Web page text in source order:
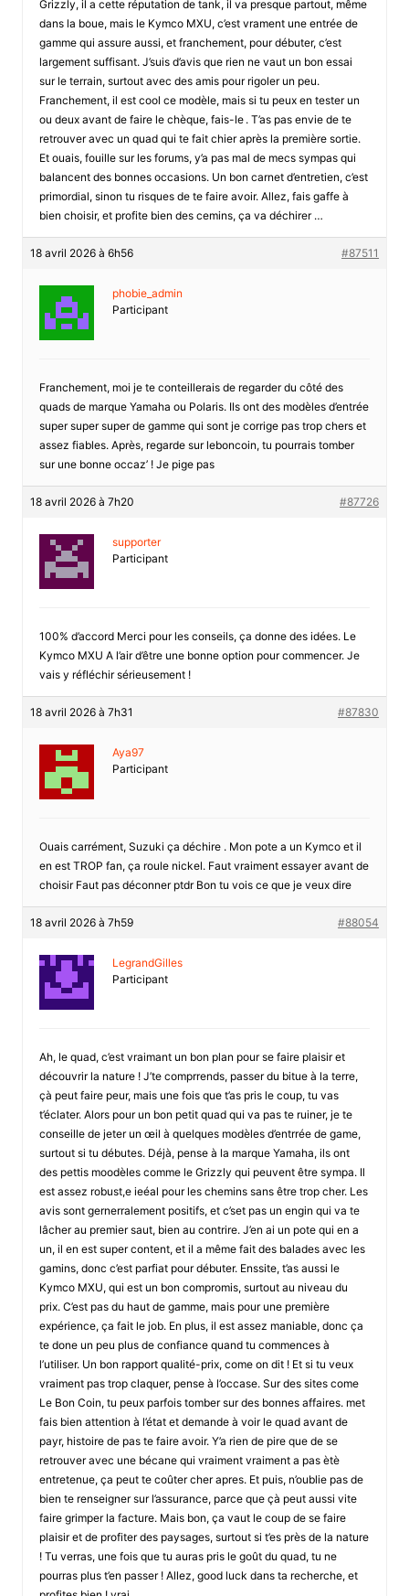
Grizzly, il a cette réputation de tank, il va presque partout, même
dans la boue, mais le Kymco MXU, c’est vrament une entrée de
gamme qui assure aussi, et franchement, pour débuter, c’est
largement suffisant. J’suis d’avis que rien ne vaut un bon essai
sur le terrain, surtout avec des amis pour rigoler un peu.
Franchement, il est cool ce modèle, mais si tu peux en tester un
ou deux avant de faire le chèque, fais-le . T’as pas envie de te
retrouver avec un quad qui te fait chier après la première sortie.
Et ouais, fouille sur les forums, y’a pas mal de mecs sympas qui
balancent des bonnes occasions. Un bon carnet d’entretien, c’est
primordial, sinon tu risques de te faire avoir. Allez, fais gaffe à
bien choisir, et profite bien des cemins, ça va déchirer …
18 avril 2026 à 6h56 #87511
phobie_admin
Participant
Franchement, moi je te conteillerais de regarder du côté des
quads de marque Yamaha ou Polaris. Ils ont des modèles d’entrée
super super super de gamme qui sont je corrige pas trop chers et
assez fiables. Après, regarde sur leboncoin, tu pourrais tomber
sur une bonne occaz’ ! Je pige pas
18 avril 2026 à 7h20 #87726
supporter
Participant
100% d’accord Merci pour les conseils, ça donne des idées. Le
Kymco MXU A l’air d’être une bonne option pour commencer. Je
vais y réfléchir sérieusement !
18 avril 2026 à 7h31 #87830
Aya97
Participant
Ouais carrément, Suzuki ça déchire . Mon pote a un Kymco et il
en est TROP fan, ça roule nickel. Faut vraiment essayer avant de
choisir Faut pas déconner ptdr Bon tu vois ce que je veux dire
18 avril 2026 à 7h59 #88054
LegrandGilles
Participant
Ah, le quad, c’est vraimant un bon plan pour se faire plaisir et
découvrir la nature ! J’te comprrends, passer du bitue à la terre,
çà peut faire peur, mais une fois que t’as pris le coup, tu vas
t’éclater. Alors pour un bon petit quad qui va pas te ruiner, je te
conseille de jeter un œil à quelques modèles d’entrrée de game,
surtout si tu débutes. Déjà, pense à la marque Yamaha, ils ont
des pettis moodèles comme le Grizzly qui peuvent être sympa. Il
est assez robust,e ieéal pour les chemins sans être trop cher. Les
avis sont gernerralement positifs, et c’set pas un engin qui va te
lâcher au premier saut, bien au contrire. J’en ai un pote qui en a
un, il en est super content, et il a même fait des balades avec les
gamins, donc c’est parfiat pour débuter. Enssite, t’as aussi le
Kymco MXU, qui est un bon compromis, surtout au niveau du
prix. C’est pas du haut de gamme, mais pour une première
expérience, ça fait le job. En plus, il est assez maniable, donc ça
te done un peu plus de confiance quand tu commences à
l’utiliser. Un bon rapport qualité-prix, come on dit ! Et si tu veux
vraiment pas trop claquer, pense à l’occase. Sur des sites come
Le Bon Coin, tu peux parfois tomber sur des bonnes affaires. met
fais bien attention à l’état et demande à voir le quad avant de
payr, histoire de pas te faire avoir. Y’a rien de pire que de se
retrouver avec une bécane qui vraiment vraiment a pas ètè
entretenue, ça peut te coûter cher apres. Et puis, n’oublie pas de
bien te renseigner sur l’assurance, parce que çà peut aussi vite
faire grimper la facture. Mais bon, ça vaut le coup de se faire
plaisir et de profiter des paysages, surtout si t’es près de la nature
! Tu verras, une fois que tu auras pris le goût du quad, tu ne
pourras plus t’en passer ! Allez, good luck dans ta recherche, et